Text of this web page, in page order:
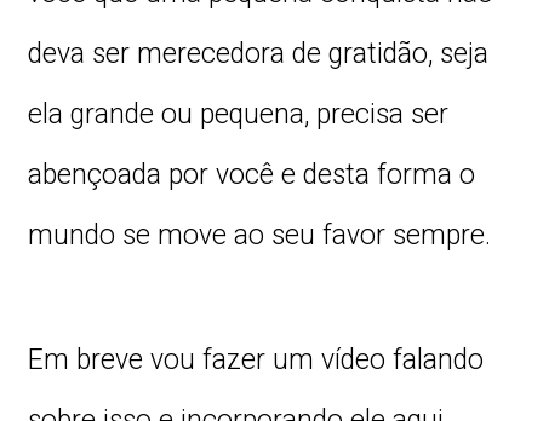
deva ser merecedora de gratidão, seja
ela grande ou pequena, precisa ser
abençoada por você e desta forma o
mundo se move ao seu favor sempre.
Em breve vou fazer um vídeo falando